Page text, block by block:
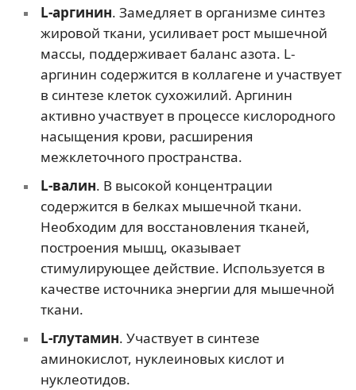
L-аргинин. Замедляет в организме синтез
жировой ткани, усиливает рост мышечной
массы, поддерживает баланс азота. L-
аргинин содержится в коллагене и участвует
в синтезе клеток сухожилий. Аргинин
активно участвует в процессе кислородного
насыщения крови, расширения
межклеточного пространства.
L-валин. В высокой концентрации
содержится в белках мышечной ткани.
Необходим для восстановления тканей,
построения мышц, оказывает
стимулирующее действие. Используется в
качестве источника энергии для мышечной
ткани.
L-глутамин. Участвует в синтезе
аминокислот, нуклеиновых кислот и
нуклеотидов.